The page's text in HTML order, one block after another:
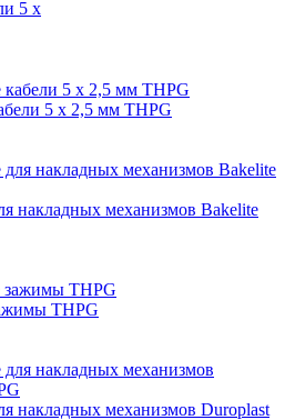
5 х 2,5 мм THPG
накладных механизмов Bakelite
THPG
накладных механизмов Duroplast